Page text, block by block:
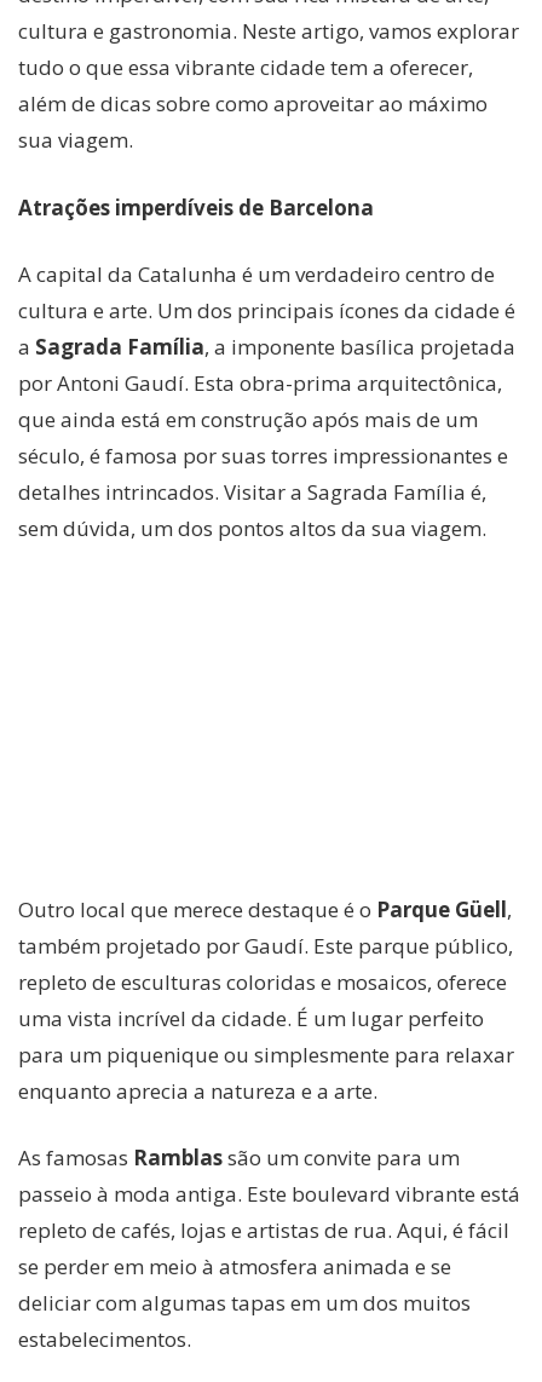
cultura e gastronomia. Neste artigo, vamos explorar
tudo o que essa vibrante cidade tem a oferecer,
além de dicas sobre como aproveitar ao máximo
sua viagem.
Atrações imperdíveis de Barcelona
A capital da Catalunha é um verdadeiro centro de
cultura e arte. Um dos principais ícones da cidade é
a Sagrada Família, a imponente basílica projetada
por Antoni Gaudí. Esta obra-prima arquitectônica,
que ainda está em construção após mais de um
século, é famosa por suas torres impressionantes e
detalhes intrincados. Visitar a Sagrada Família é,
sem dúvida, um dos pontos altos da sua viagem.
Outro local que merece destaque é o Parque Güell,
também projetado por Gaudí. Este parque público,
repleto de esculturas coloridas e mosaicos, oferece
uma vista incrível da cidade. É um lugar perfeito
para um piquenique ou simplesmente para relaxar
enquanto aprecia a natureza e a arte.
As famosas Ramblassão um convite para um
passeio à moda antiga. Este boulevard vibrante está
repleto de cafés, lojas e artistas de rua. Aqui, é fácil
se perder em meio à atmosfera animada e se
deliciar com algumas tapas em um dos muitos
estabelecimentos.